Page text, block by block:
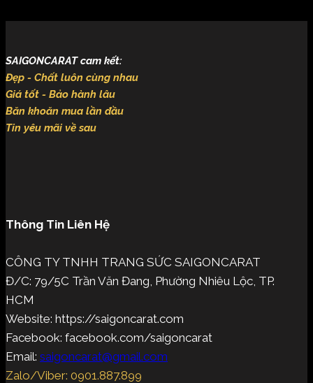
SAIGONCARAT cam kết:
Đẹp - Chất luôn cùng nhau
Giá tốt - Bảo hành lâu
Băn khoăn mua lần đầu
Tin yêu mãi về sau
Thông Tin Liên Hệ
CÔNG TY TNHH TRANG SỨC SAIGONCARAT
Đ/C: 79/5C Trần Văn Đang, Phường Nhiêu Lộc, TP.
HCM
Website: https://saigoncarat.com
Facebook: facebook.com/saigoncarat
Email: saigoncarat@gmail.com
Zalo/Viber: 0901.887.899